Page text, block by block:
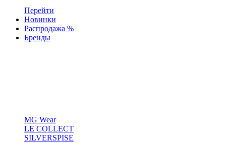
Перейти
Новинки
Распродажа %
Бренды
MG Wear
LE COLLECT
SILVERSPISE